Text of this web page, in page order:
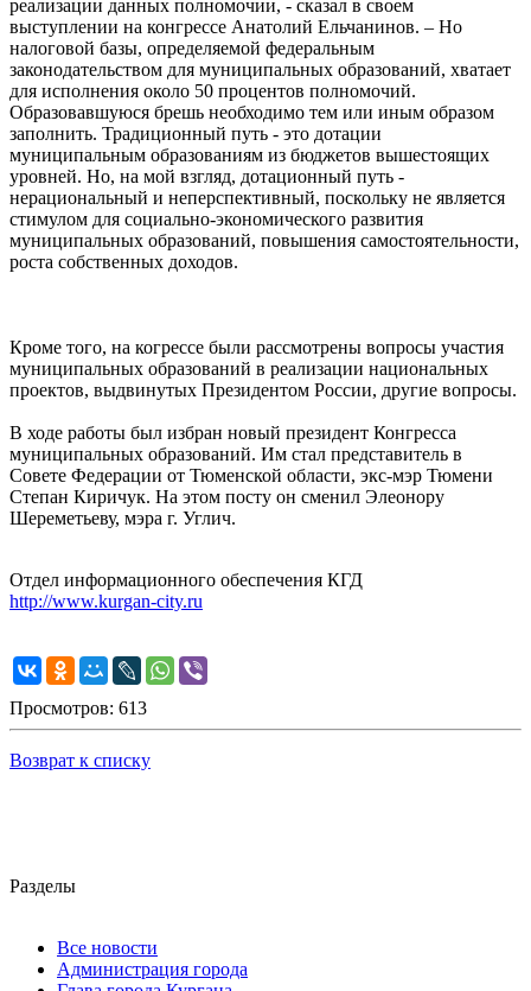
реализации данных полномочии, - сказал в своем
выступлении на конгрессе Анатолий Ельчанинов. – Но
налоговой базы, определяемой федеральным
законодательством для муниципальных образований, хватает
для исполнения около 50 процентов полномочий.
Образовавшуюся брешь необходимо тем или иным образом
заполнить. Традиционный путь - это дотации
муниципальным образованиям из бюджетов вышестоящих
уровней. Но, на мой взгляд, дотационный путь -
нерациональный и неперспективный, поскольку не является
стимулом для социально-экономического развития
муниципальных образований, повышения самостоятельности,
роста собственных доходов.
Кроме того, на когрессе были рассмотрены вопросы участия
муниципальных образований в реализации национальных
проектов, выдвинутых Президентом России, другие вопросы.
В ходе работы был избран новый президент Конгресса
муниципальных образований. Им стал представитель в
Совете Федерации от Тюменской области, экс-мэр Тюмени
Степан Киричук. На этом посту он сменил Элеонору
Шереметьеву, мэра г. Углич.
Отдел информационного обеспечения КГД
http://www.kurgan-city.ru
Просмотров: 613
Возврат к списку
Разделы
Все новости
Администрация города